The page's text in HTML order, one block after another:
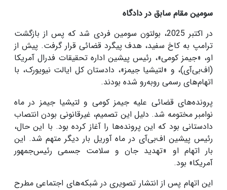
سومین مقام سابق در دادگاه
در اکتبر 2025، بولتون سومین فردی شد که پس از بازگشت
ترامپ به کاخ سفید، هدف پیگرد قضائی قرار گرفت. پیش از
او، «جیمز کومی»، رئیس پیشین اداره تحقیقات فدرال آمریکا
(اف‌بی‌آی)، و «لتیشیا جیمز»، دادستان کل ایالت نیویورک، با
اتهام‌های رسمی روبه‌رو شده بودند.
پرونده‌های قضائی علیه جیمز کومی و لتیشیا جیمز در ماه
نوامبر مختومه شد. دلیل این تصمیم، غیرقانونی بودن انتصاب
دادستانی بود که این پرونده‌ها را آغاز کرده بود. با این حال،
رئیس پیشین اف‌بی‌آی در ماه آوریل بار دیگر متهم شد. این
بار اتهام او «تهدید جان و سلامت جسمی رئیس‌جمهور
آمریکا» بود.
این اتهام پس از انتشار تصویری در شبکه‌های اجتماعی مطرح